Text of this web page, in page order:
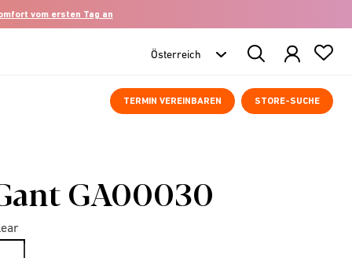
vom ersten Tag an
Search
Products
TERMIN VEREINBAREN STORE-SUCHE
GA00030